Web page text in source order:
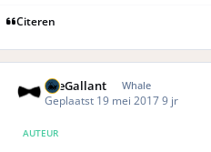
Citeren
TheGallant Whale
Geplaatst 19 mei 20179 jr
AUTEUR